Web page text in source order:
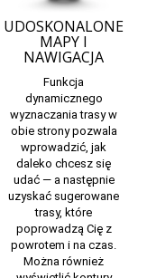
UDOSKONALONE
MAPY I
NAWIGACJA
Funkcja
dynamicznego
wyznaczania trasy w
obie strony pozwala
wprowadzić, jak
daleko chcesz się
udać — a następnie
uzyskać sugerowane
trasy, które
poprowadzą Cię z
powrotem i na czas.
Można również